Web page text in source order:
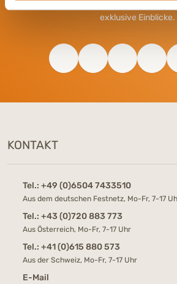
exklusive Einblicke.
KONTAKT
Tel.: +49 (0)6504 7433510
Aus dem deutschen Festnetz, Mo-Fr, 7-17
Tel.: +43 (0)720 883 773
Aus Österreich, Mo-Fr, 7-17 Uhr
Tel.: +41 (0)615 880 573
Aus der Schweiz, Mo-Fr, 7-17 Uhr
E-Mail